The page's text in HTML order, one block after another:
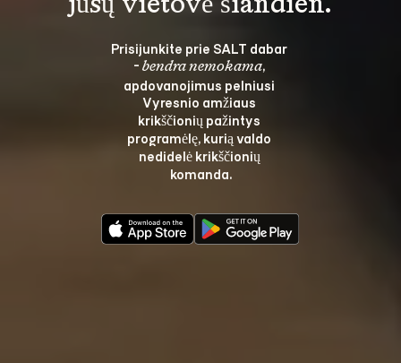
Prisijunkite prie SALT dabar
- bendra nemokama,
apdovanojimus pelniusi
Vyresnio amžiaus
krikščionių pažintys
programėlę, kurią valdo
nedidelė krikščionių
komanda.